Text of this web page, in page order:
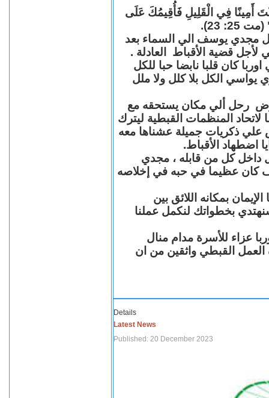
أَمِينًا فِي الْقَلِيلِ فَأُقِيمُكَ عَلَى
23).
مجدي يوسف الي السماء بعد
قضية الأقباط العادلة .
كان قلبا نابضا حبا للكل
يواسي الكل بلا كلل ولا ملل
رحل ألي مكان يستحقه مع
المنظمات القبطية ليترك
علي ذكريات جميلة عشناها معه
اضطهاد الأقباط.
داخل كل من قابله ، مجدي
عظيما في حبه في إخلاصه
بمكانه اللائق بين
بخطواتك لنكمل عملنا
عزاء للأسرة مدام منال
العمل القبطي واثقين من ان
Details
Latest News
Published: 20 December 2023